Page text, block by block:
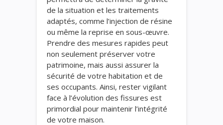
de la situation et les traitements
adaptés, comme l’injection de résine
ou même la reprise en sous-œuvre.
Prendre des mesures rapides peut
non seulement préserver votre
patrimoine, mais aussi assurer la
sécurité de votre habitation et de
ses occupants. Ainsi, rester vigilant
face à l’évolution des fissures est
primordial pour maintenir l’intégrité
de votre maison.